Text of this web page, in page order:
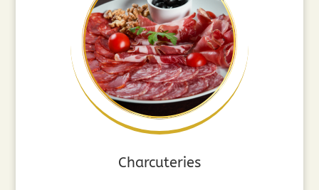
Charcuteries